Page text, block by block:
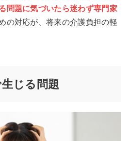
問題に気づいたら迷わず専門家
の対応が、将来の介護負担の軽
じる問題